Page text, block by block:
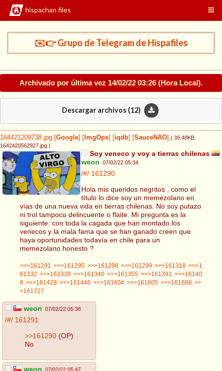
hispachan files
✉️👉 Grupo de Telegram de Hispafiles
Archivado por última vez 14/02/22 03:26 (Hora Local).
Descargar archivos (12)
164421209738.jpg Google ImgOps iqdb SauceNAO ( 39.48KB
1642420562927.jpg )
Soy veneco y voy a tierras chilenas
weon 07/02/22 05:34
/#/ 161290
Hola mis queridos negritos , como el
título lo dice soy un memezolano en
vías de una nueva vida en tierras chilenas. No soy putazo
ni trol tampoco delincuente o flaite. Mi pregunta es la
siguiente: con toda la cagada que han montado los
venecos y la mala fama que se han ganado creen que
haya oportunidades todavía en chile para un
memezolano honesto ?
>>>161291 >>>161295 >>>161298 >>>161299 >>>161318 >>>1
61332 >>>161339 >>>161340 >>>161355 >>>161391
>>>16140
8 >>>161428 >>>161446 >>>161604 >>>161605 >>>161688 >>
>161727
weon 07/02/22 05:38
/#/ 161291
>>161290 (OP)
No
weon 07/02/22 05:47